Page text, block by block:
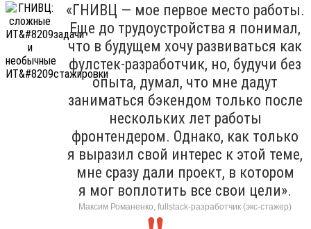
«ГНИВЦ — мое первое место работы.
Еще до трудоустройства я понимал,
что в будущем хочу развиваться как
фулстек-разработчик, но, будучи без
опыта, думал, что мне дадут
заниматься бэкендом только после
нескольких лет работы
фронтендером. Однако, как только
я выразил свой интерес к этой теме,
мне сразу дали проект, в котором
я мог воплотить все свои цели».
Максим Романенко, fullstack-разработчик (экс-стажер)